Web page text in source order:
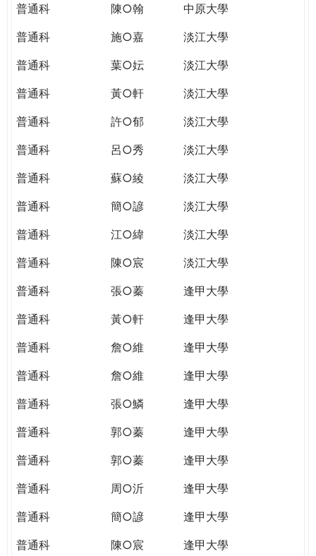
普通科
陳○翰
中原大學
普通科
施○嘉
淡江大學
普通科
葉○妘
淡江大學
普通科
黃○軒
淡江大學
普通科
許○郁
淡江大學
普通科
呂○秀
淡江大學
普通科
蘇○綾
淡江大學
普通科
簡○諺
淡江大學
普通科
江○緯
淡江大學
普通科
陳○宸
淡江大學
普通科
張○蓁
逢甲大學
普通科
黃○軒
逢甲大學
普通科
詹○維
逢甲大學
普通科
詹○維
逢甲大學
普通科
張○鱗
逢甲大學
普通科
郭○蓁
逢甲大學
普通科
郭○蓁
逢甲大學
普通科
周○沂
逢甲大學
普通科
簡○諺
逢甲大學
普通科
陳○宸 逢甲大學